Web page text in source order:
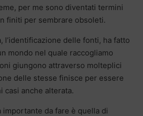
per me sono diventati termini
finiti per sembrare obsoleti.
l’identificazione delle fonti, ha fatto
mondo nel quale raccogliamo
giungono attraverso molteplici
delle stesse finisce per essere
casi anche alterata.
importante da fare è quella di